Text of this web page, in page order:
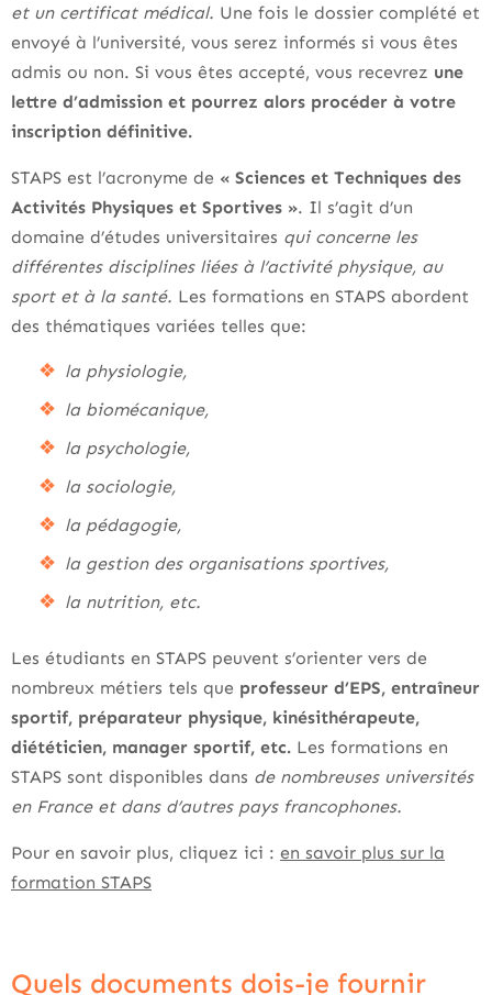
et un certificat médical. Une fois le dossier complété et
envoyé à l’université, vous serez informés si vous êtes
admis ou non. Si vous êtes accepté, vous recevrez une
lettre d’admission et pourrez alors procéder à votre
inscription définitive.
STAPS est l’acronyme de « Sciences et Techniques des
Activités Physiques et Sportives ». Il s’agit d’un
domaine d’études universitaires qui concerne les
différentes disciplines liées à l’activité physique, au
sport et à la santé. Les formations en STAPS abordent
des thématiques variées telles que:
la physiologie,
la biomécanique,
la psychologie,
la sociologie,
la pédagogie,
la gestion des organisations sportives,
la nutrition, etc.
Les étudiants en STAPS peuvent s’orienter vers de
nombreux métiers tels que professeur d’EPS, entraîneur
sportif, préparateur physique, kinésithérapeute,
diététicien, manager sportif, etc. Les formations en
STAPS sont disponibles dans de nombreuses universités
en France et dans d’autres pays francophones.
Pour en savoir plus, cliquez ici : en savoir plus sur la
formation STAPS
Quels documents dois-je fournir